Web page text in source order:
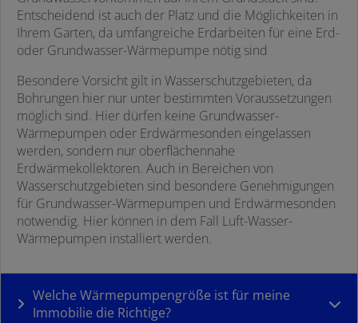
Entscheidend ist auch der Platz und die Möglichkeiten in
Ihrem Garten, da umfangreiche Erdarbeiten für eine Erd-
oder Grundwasser-Wärmepumpe nötig sind
Besondere Vorsicht gilt in Wasserschutzgebieten, da
Bohrungen hier nur unter bestimmten Voraussetzungen
möglich sind. Hier dürfen keine Grundwasser-
Wärmepumpen oder Erdwärmesonden eingelassen
werden, sondern nur oberflächennahe
Erdwärmekollektoren. Auch in Bereichen von
Wasserschutzgebieten sind besondere Genehmigungen
für Grundwasser-Wärmepumpen und Erdwärmesonden
notwendig. Hier können in dem Fall Luft-Wasser-
Wärmepumpen installiert werden.
Welche Wärmepumpengröße ist für meine
Immobilie die Richtige?